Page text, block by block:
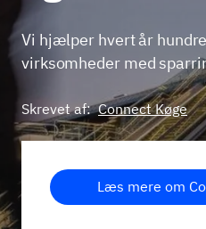
Vi hjælper hvert år
virksomheder med
Skrevet af: Connect Køge
Læs mere om